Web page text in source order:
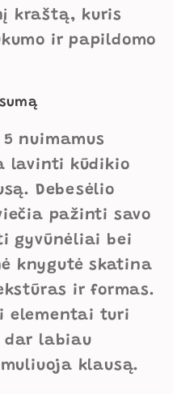
kraštą, kuris
ir papildomo
nuimamus
lavinti kūdikio
Debesėlio
pažinti savo
gyvūnėliai bei
knygutė skatina
ir formas.
elementai turi
dar labiau
klausą.